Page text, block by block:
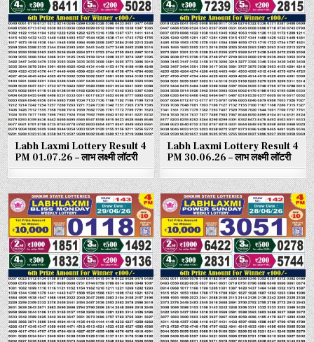
Labh Laxmi Lottery Result 4
PM 01.07.26 – लाभ लक्ष्मी लॉटरी
Labh Laxmi Lottery Result 4
PM 30.06.26 – लाभ लक्ष्मी लॉटरी